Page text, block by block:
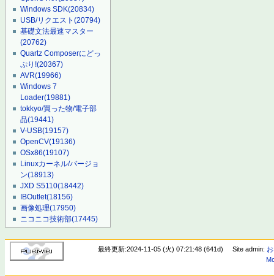
Windows SDK(20834)
USB/リクエスト(20794)
基礎文法最速マスター
(20762)
Quartz Composerにどっ
ぷり!(20367)
AVR(19966)
Windows 7
Loader(19881)
tokkyo/買った物/電子部
品(19441)
V-USB(19157)
OpenCV(19136)
OSx86(19107)
Linuxカーネル/バージョ
ン(18913)
JXD S5110(18442)
IBOutlet(18156)
画像処理(17950)
ニコニコ技術部(17445)
最終更新:2024-11-05 (火) 07:21:48 (641d) Site admin: